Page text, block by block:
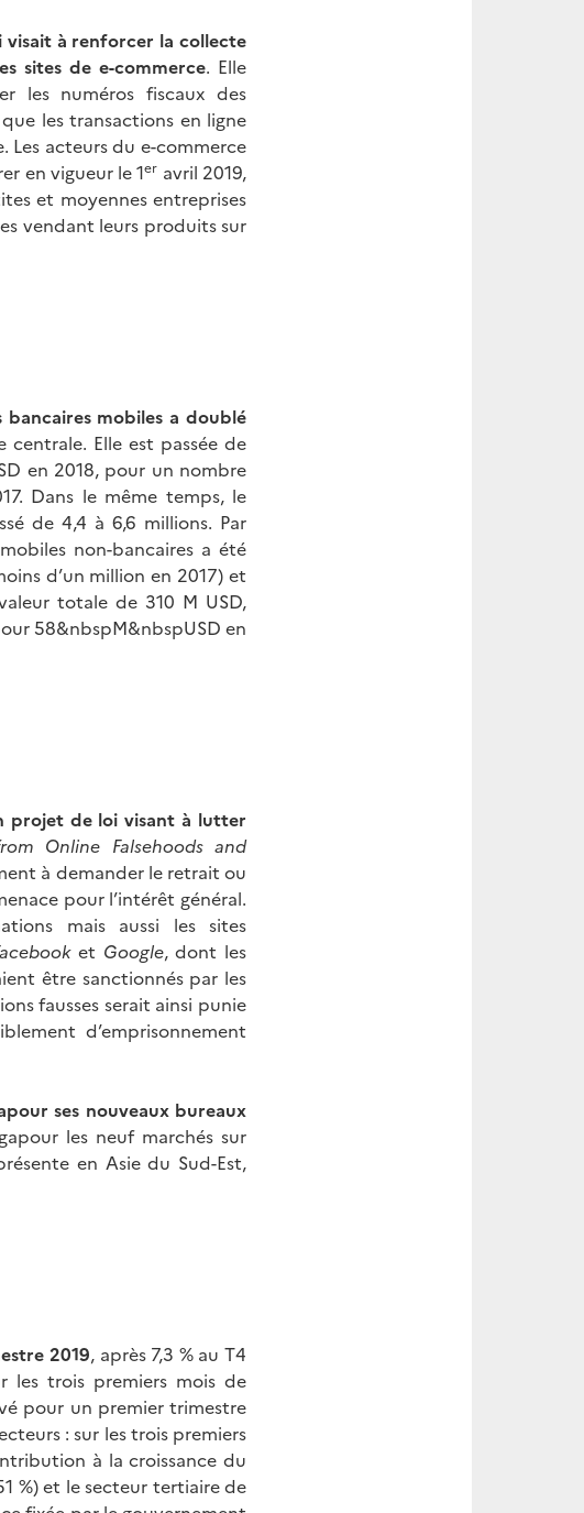
visait à renforcer la collecte
sites de e-commerce. Elle
les numéros fiscaux des
les transactions en ligne
Les acteurs du e-commerce
en vigueur le 1er avril 2019,
et moyennes entreprises
vendant leurs produits sur
bancaires mobiles a doublé
centrale. Elle est passée de
en 2018, pour un nombre
Dans le même temps, le
de 4,4 à 6,6 millions. Par
non-bancaires a été
d’un million en 2017) et
totale de 310 M USD,
58&nbspM&nbspUSD en
projet de loi visant à lutter
Online Falsehoods and
à demander le retrait ou
pour l’intérêt général.
mais aussi les sites
et Google, dont les
être sanctionnés par les
fausses serait ainsi punie
d’emprisonnement
ses nouveaux bureaux
les neuf marchés sur
en Asie du Sud-Est,
2019, après 7,3 % au T4
les trois premiers mois de
pour un premier trimestre
: sur les trois premiers
à la croissance du
%) et le secteur tertiaire de